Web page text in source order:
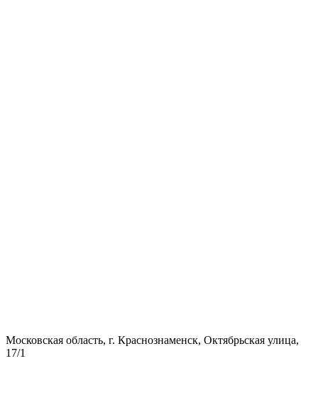
Московская область, г. Краснознаменск, Октябрьская улица,
17/1